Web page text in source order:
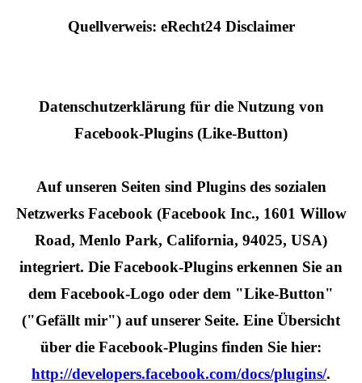
Quellverweis: eRecht24 Disclaimer
Datenschutzerklärung für die Nutzung von
Facebook-Plugins (Like-Button)
Auf unseren Seiten sind Plugins des sozialen
Netzwerks Facebook (Facebook Inc., 1601 Willow
Road, Menlo Park, California, 94025, USA)
integriert. Die Facebook-Plugins erkennen Sie an
dem Facebook-Logo oder dem "Like-Button"
("Gefällt mir") auf unserer Seite. Eine Übersicht
über die Facebook-Plugins finden Sie hier:
http://developers.facebook.com/docs/plugins/.